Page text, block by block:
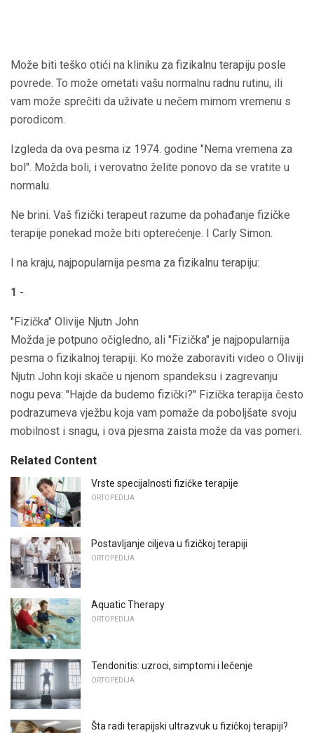
Može biti teško otići na kliniku za fizikalnu terapiju posle
povrede. To može ometati vašu normalnu radnu rutinu, ili
vam može sprečiti da uživate u nečem mirnom vremenu s
porodicom.
Izgleda da ova pesma iz 1974. godine "Nema vremena za
bol". Možda boli, i verovatno želite ponovo da se vratite u
normalu.
Ne brini. Vaš fizički terapeut razume da pohađanje fizičke
terapije ponekad može biti opterećenje. I Carly Simon.
I na kraju, najpopularnija pesma za fizikalnu terapiju:
1 -
"Fizička" Olivije Njutn John
Možda je potpuno očigledno, ali "Fizička" je najpopularnija
pesma o fizikalnoj terapiji. Ko može zaboraviti video o Oliviji
Njutn John koji skače u njenom spandeksu i zagrevanju
nogu peva: "Hajde da budemo fizički?" Fizička terapija često
podrazumeva vježbu koja vam pomaže da poboljšate svoju
mobilnost i snagu, i ova pjesma zaista može da vas pomeri.
Related Content
Vrste specijalnosti fizičke terapije
ORTOPEDIJA
Postavljanje ciljeva u fizičkoj terapiji
ORTOPEDIJA
Aquatic Therapy
ORTOPEDIJA
Tendonitis: uzroci, simptomi i lečenje
ORTOPEDIJA
Šta radi terapijski ultrazvuk u fizičkoj terapiji?